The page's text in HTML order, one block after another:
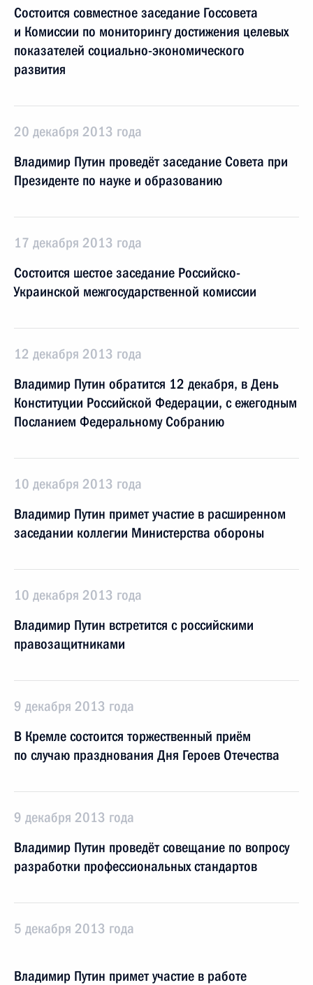
Состоится совместное заседание Госсовета
и Комиссии по мониторингу достижения целевых
показателей социально-экономического
развития
20 декабря 2013 года
Владимир Путин проведёт заседание Совета при
Президенте по науке и образованию
17 декабря 2013 года
Состоится шестое заседание Российско-
Украинской межгосударственной комиссии
12 декабря 2013 года
Владимир Путин обратится 12 декабря, в День
Конституции Российской Федерации, с ежегодным
Посланием Федеральному Собранию
10 декабря 2013 года
Владимир Путин примет участие в расширенном
заседании коллегии Министерства обороны
10 декабря 2013 года
Владимир Путин встретится с российскими
правозащитниками
9 декабря 2013 года
В Кремле состоится торжественный приём
по случаю празднования Дня Героев Отечества
9 декабря 2013 года
Владимир Путин проведёт совещание по вопросу
разработки профессиональных стандартов
5 декабря 2013 года
Владимир Путин примет участие в работе